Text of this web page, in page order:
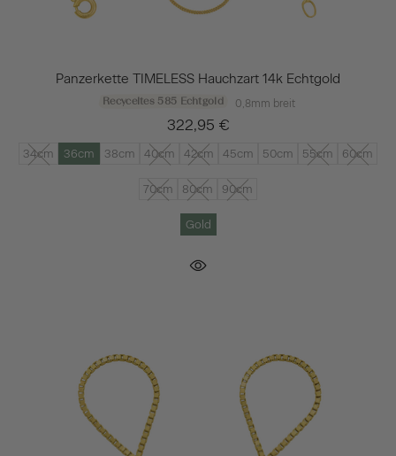
Panzerkette TIMELESS Hauchzart 14k Echtgold
Recyceltes 585 Echtgold 0,8mm breit
322,95 €
34cm 36cm 38cm 40cm 42cm 45cm 50cm 55cm 60cm
70cm 80cm 90cm
Gold